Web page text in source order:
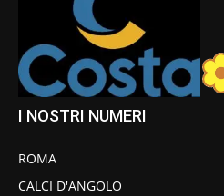
I NOSTRI NUMERI
ROMA
CALCI D'ANGOLO